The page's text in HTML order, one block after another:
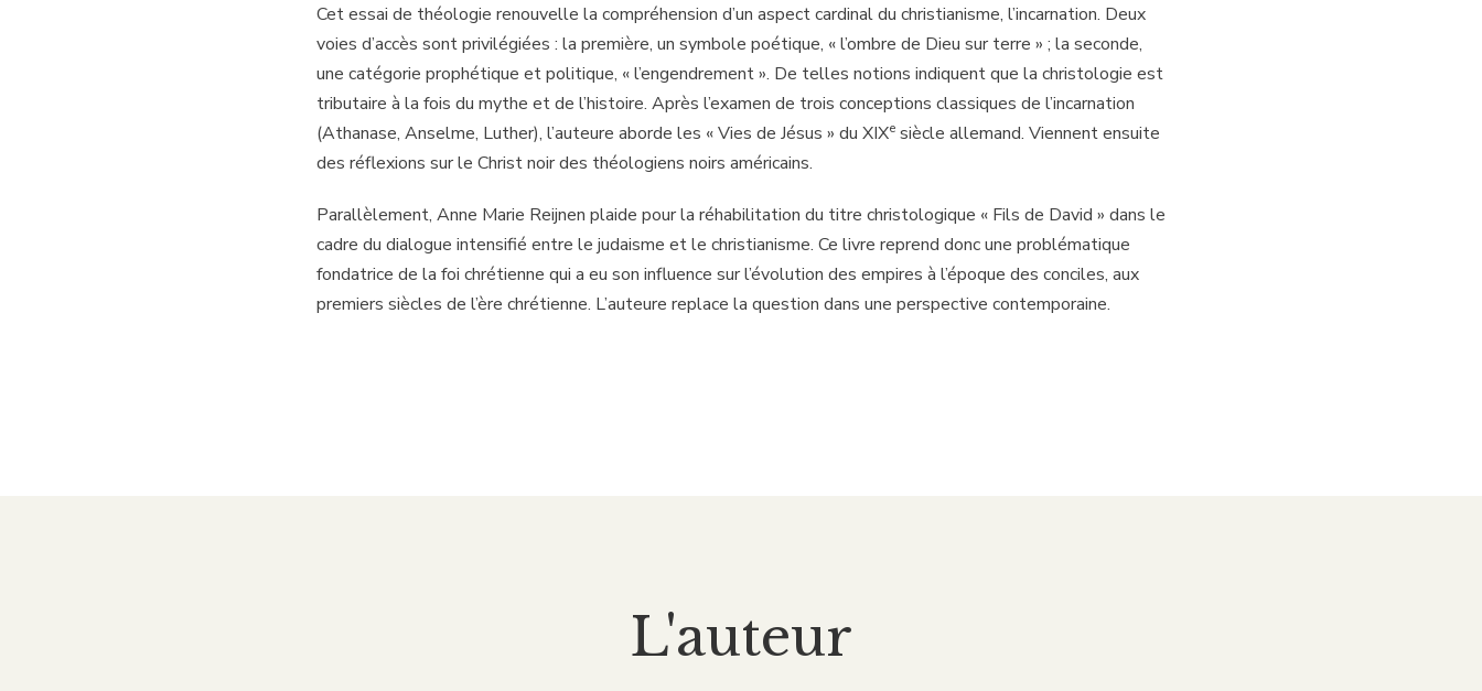
Cet essai de théologie renouvelle la compréhension d’un aspect cardinal du christianisme, l’incarnation. Deux
voies d’accès sont privilégiées : la première, un symbole poétique, « l’ombre de Dieu sur terre » ; la seconde,
une catégorie prophétique et politique, « l’engendrement ». De telles notions indiquent que la christologie est
tributaire à la fois du mythe et de l’histoire. Après l’examen de trois conceptions classiques de l’incarnation
(Athanase, Anselme, Luther), l’auteure aborde les « Vies de Jésus » du XIXe siècle allemand. Viennent ensuite
des réflexions sur le Christ noir des théologiens noirs américains.
Parallèlement, Anne Marie Reijnen plaide pour la réhabilitation du titre christologique « Fils de David » dans le
cadre du dialogue intensifié entre le judaisme et le christianisme. Ce livre reprend donc une problématique
fondatrice de la foi chrétienne qui a eu son influence sur l’évolution des empires à l’époque des conciles, aux
premiers siècles de l’ère chrétienne. L’auteure replace la question dans une perspective contemporaine.
L'auteur